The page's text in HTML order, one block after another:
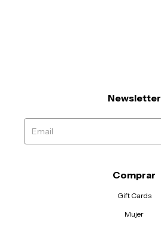
Newsletter
Comprar
Gift Cards
Mujer